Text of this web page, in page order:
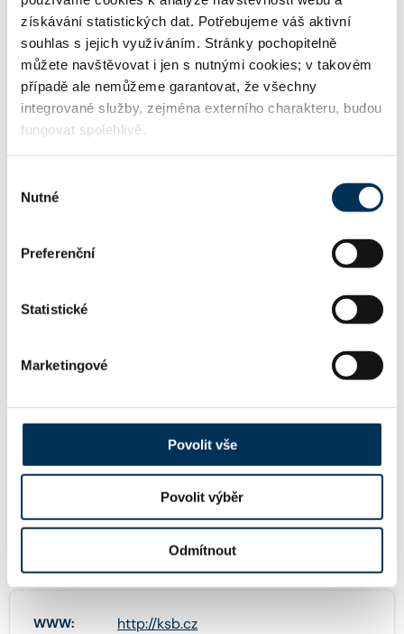
získávání statistických dat. Potřebujeme váš aktivní
souhlas s jejich využíváním. Stránky pochopitelně
můžete navštěvovat i jen s nutnými cookies; v takovém
případě ale nemůžeme garantovat, že všechny
integrované služby, zejména externího charakteru, budou
fungovat spolehlivě.
souhlasu
Nutné
Preferenční
Statistické
Marketingové
Povolit vše
Povolit výběr
Odmítnout
WWW: http://ksb.cz
Email: mkasparek@ksb.cz
Fax:
IČO: 66249538
Jungmannova 745/24 , 11000 Praha
WWW: http://ksb.cz